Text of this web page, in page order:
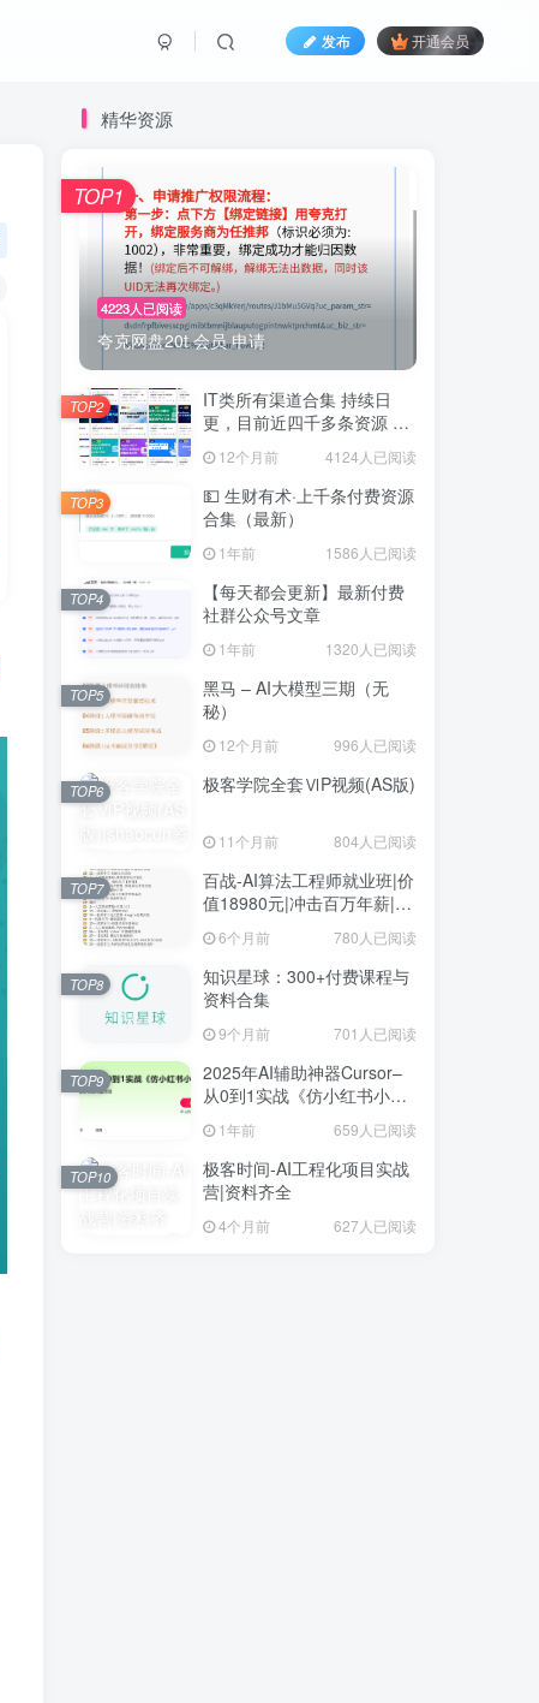
发布 开通会员
精华资源
4223人已阅读
夸克网盘20t 会员 申请
TOP1
IT类所有渠道合集 持续日
更，目前近四千多条资源 年
12个月前 4124人已阅读
TOP2
💵 生财有术·上千条付费资源
合集（最新）
1年前 1586人已阅读
TOP3
【每天都会更新】最新付费
社群公众号文章
1年前 1320人已阅读
TOP4
黑马 – AI大模型三期（无
秘）
12个月前 996人已阅读
TOP5
极客学院全套ⅥP视频(AS版)
11个月前 804人已阅读
TOP6
百战-AI算法工程师就业班|价
值18980元|冲击百万年薪|完
结无秘
6个月前 780人已阅读
TOP7
知识星球：300+付费课程与
资料合集
9个月前 701人已阅读
TOP8
2025年AI辅助神器Cursor–
从0到1实战《仿小红书小程
序》1年前 659人已阅读
TOP9
极客时间-AI工程化项目实战
营|资料齐全
4个月前 627人已阅读
TOP10